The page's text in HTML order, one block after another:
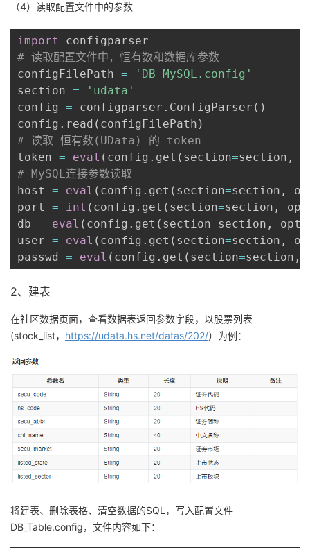
（4）读取配置文件中的参数
import
# 读取配置文件中，恒有数和数据库参数
configFilePath =
'DB_MySQL.config'
section =
'udata'
config = configparser . ConfigParser ( )
config . read ( configFilePath )
# 读取 恒有数(UData) 的 token
token = eval ( config . get ( section=section ,
# MySQL连接参数读取
host = eval ( config . get ( section=section ,
port = int ( config . get ( section=section ,
db = eval ( config . get ( section=section ,
user = eval ( config . get ( section=section ,
passwd = eval ( config . get ( section=section ,
2、建表
在社区数据页面，查看数据表返回参数字段，以股票列表
(stock_list， https://udata.hs.net/datas/202/）为例：
将建表、删除表格、清空数据的SQL，写入配置文件
DB_Table.config，文件内容如下：